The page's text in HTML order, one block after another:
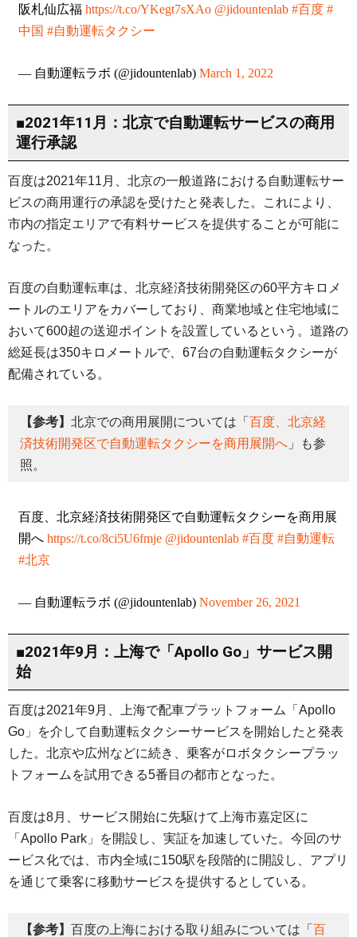
阪札仙広福 https://t.co/YKegt7sXAo @jidountenlab #百度 #
中国 #自動運転タクシー
— 自動運転ラボ (@jidountenlab) March 1, 2022
■2021年11月：北京で自動運転サービスの商用
運行承認
百度は2021年11月、北京の一般道路における自動運転サー
ビスの商用運行の承認を受けたと発表した。これにより、
市内の指定エリアで有料サービスを提供することが可能に
なった。
百度の自動運転車は、北京経済技術開発区の60平方キロメ
ートルのエリアをカバーしており、商業地域と住宅地域に
おいて600超の送迎ポイントを設置しているという。道路の
総延長は350キロメートルで、67台の自動運転タクシーが
配備されている。
【参考】 北京での商用展開については「 百度、北京経
済技術開発区で自動運転タクシーを商用展開へ 」も参
照。
百度、北京経済技術開発区で自動運転タクシーを商用展
開へ https://t.co/8ci5U6fmje @jidountenlab #百度 #自動運転
#北京
— 自動運転ラボ (@jidountenlab) November 26, 2021
■2021年9月：上海で「Apollo Go」サービス開
始
百度は2021年9月、上海で配車プラットフォーム「Apollo
Go」を介して自動運転タクシーサービスを開始したと発表
した。北京や広州などに続き、乗客がロボタクシープラッ
トフォームを試用できる5番目の都市となった。
百度は8月、サービス開始に先駆けて上海市嘉定区に
「Apollo Park」を開設し、実証を加速していた。今回のサ
ービス化では、市内全域に150駅を段階的に開設し、アプリ
を通じて乗客に移動サービスを提供するとしている。
【参考】 百度の上海における取り組みについては「 百